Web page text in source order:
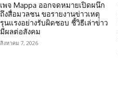
เพจ Mappa ออกจดหมายเปิดผนึก
ถึงสื่อมวลชน ขอรายงานข่าวเหตุ
รุนแรงอย่างรับผิดชอบ ชี้วิธีเล่าข่าว
มีผลต่อสังคม
สิงหาคม 7, 2026